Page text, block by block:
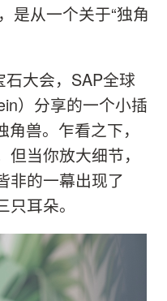
是从一个关于“独角
大会，SAP全球
）分享的一个小插
兽。乍看之下，
当你放大细节，
非的一幕出现了
耳朵。